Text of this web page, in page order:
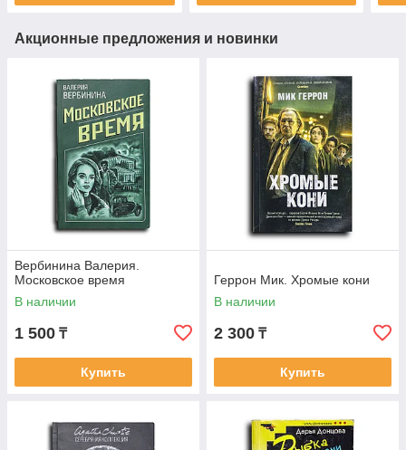
Акционные предложения и новинки
Вербинина Валерия.
Московское время
В наличии
1 500 ₸
Купить
Геррон Мик. Хромые кони
В наличии
2 300 ₸
Купить